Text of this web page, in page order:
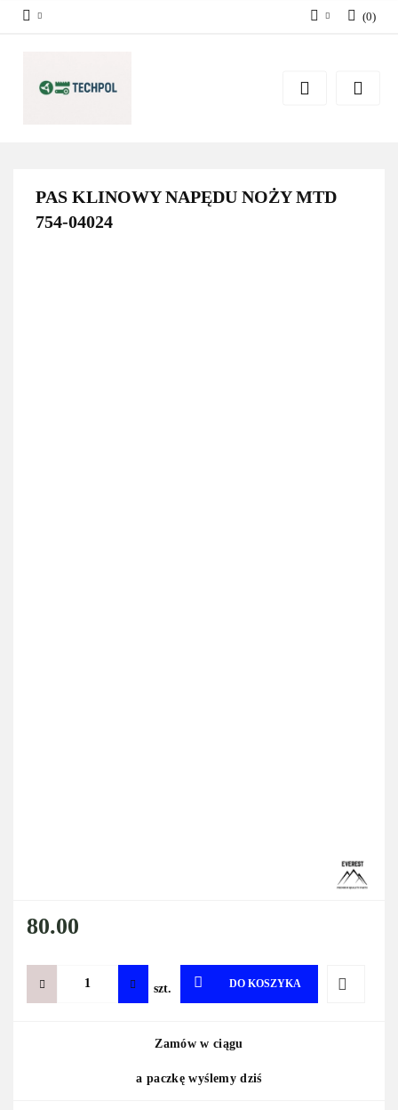
Zarejestruj się
(0)
PAS KLINOWY NAPĘDU NOŻY MTD
754-04024
80.00
szt. DO KOSZYKA
Zamów w ciągu
a paczkę wyślemy dziś